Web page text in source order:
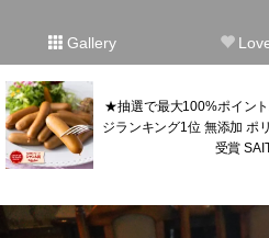
Gallery
★抽選で最大100%ポイン
ジランキング1位 無添加 ポ
受賞